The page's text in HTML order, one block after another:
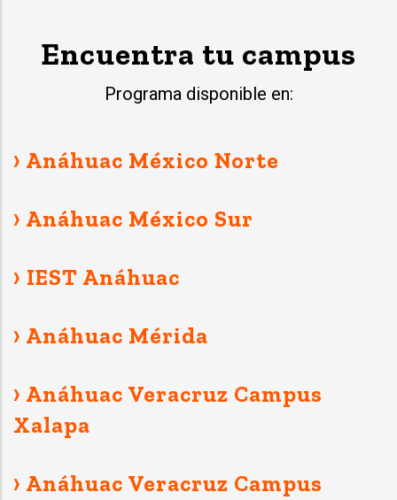
Encuentra tu campus
Programa disponible en:
› Anáhuac México Norte
› Anáhuac México Sur
› IEST Anáhuac
› Anáhuac Mérida
› Anáhuac Veracruz Campus
Xalapa
› Anáhuac Veracruz Campus